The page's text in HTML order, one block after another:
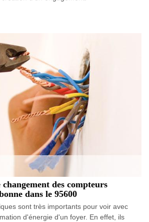
des compteurs
dans le 95600
sont très importants pour voir avec
d'énergie d'un foyer. En effet, ils